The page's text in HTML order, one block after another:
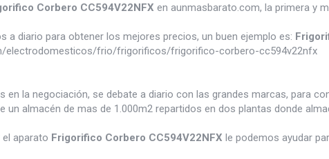
Corbero CC594V22NFX en aunmasbarato.com, la primera y
a diario para obtener los mejores precios, un buen ejemplo es:
electrodomesticos/frio/frigorificos/frigorifico-corbero-cc594v22nfx
en la negociación, se debate a diario con las grandes marcas, para
un almacén de mas de 1.000m2 repartidos en dos plantas donde
aparato Frigorifico Corbero CC594V22NFX le podemos ayudar